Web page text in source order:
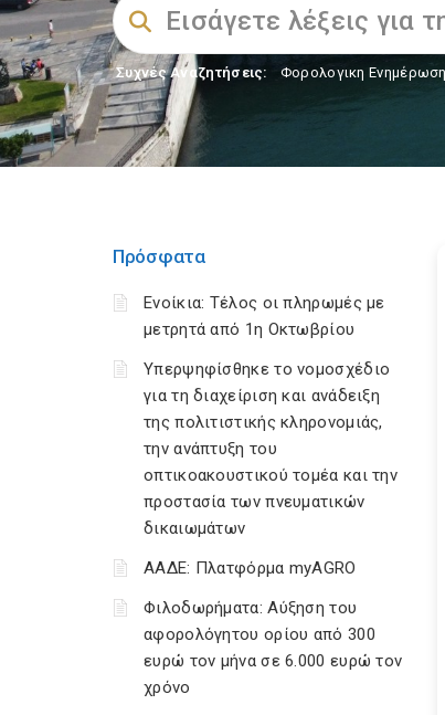
Συχνές Αναζητήσεις: Φορολογικη Ενημέρωση
Πρόσφατα
Ενοίκια: Τέλος οι πληρωμές με
μετρητά από 1η Οκτωβρίου
Υπερψηφίσθηκε το νομοσχέδιο
για τη διαχείριση και ανάδειξη
της πολιτιστικής κληρονομιάς,
την ανάπτυξη του
οπτικοακουστικού τομέα και την
προστασία των πνευματικών
δικαιωμάτων
ΑΑΔΕ: Πλατφόρμα myAGRO
Φιλοδωρήματα: Αύξηση του
αφορολόγητου ορίου από 300
ευρώ τον μήνα σε 6.000 ευρώ τον
χρόνο